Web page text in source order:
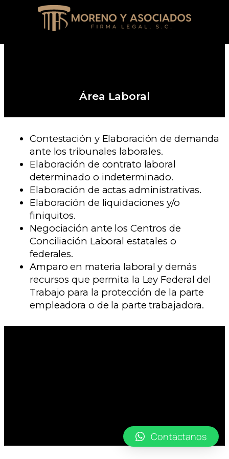
Área Laboral
Contestación y Elaboración de demanda
ante los tribunales laborales.
Elaboración de contrato laboral
determinado o indeterminado.
Elaboración de actas administrativas.
Elaboración de liquidaciones y/o
finiquitos.
Negociación ante los Centros de
Conciliación Laboral estatales o
federales.
Amparo en materia laboral y demás
recursos que permita la Ley Federal del
Trabajo para la protección de la parte
empleadora o de la parte trabajadora.
Contáctanos